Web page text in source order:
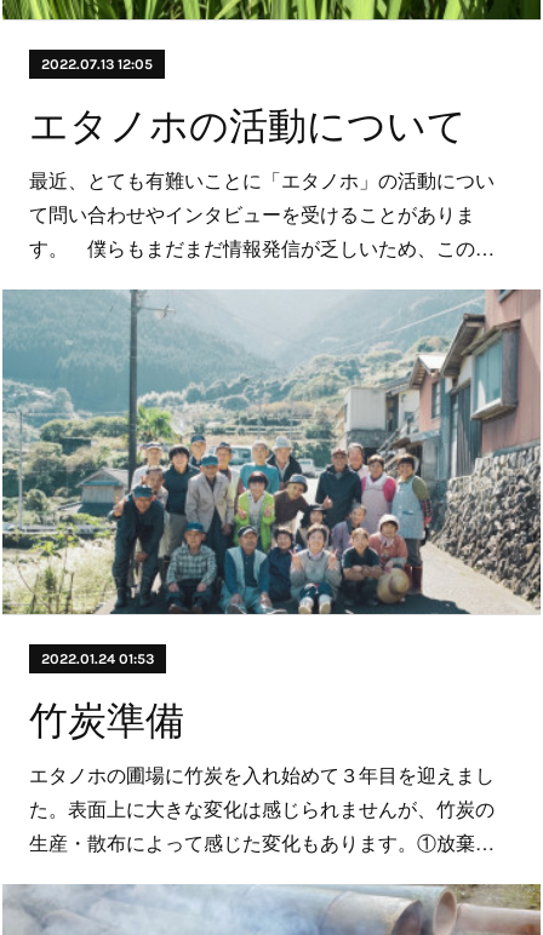
2022.07.13 12:05
エタノホの活動について
最近、とても有難いことに「エタノホ」の活動につい
て問い合わせやインタビューを受けることがありま
す。 僕らもまだまだ情報発信が乏しいため、この…
2022.01.24 01:53
竹炭準備
エタノホの圃場に竹炭を入れ始めて３年目を迎えまし
た。表面上に大きな変化は感じられませんが、竹炭の
生産・散布によって感じた変化もあります。①放棄…